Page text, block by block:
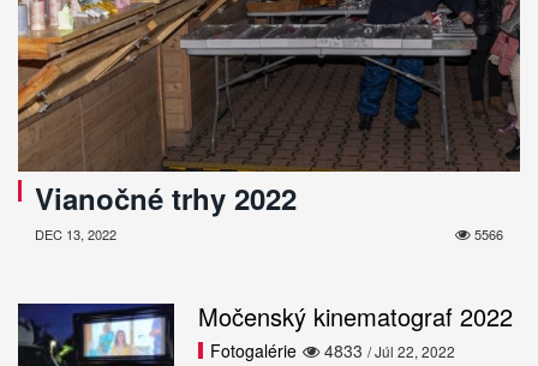
Vianočné trhy 2022
5566
DEC 13, 2022
Močenský kinematograf 2022
4833
Fotogalérie / Júl 22, 2022